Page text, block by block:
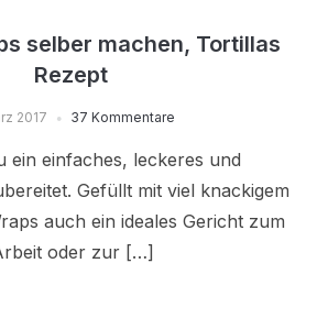
selber machen, Tortillas
Rezept
2017 37 Kommentare
ein einfaches, leckeres und
Gefüllt mit viel knackigem
auch ein ideales Gericht zum
oder zur […]